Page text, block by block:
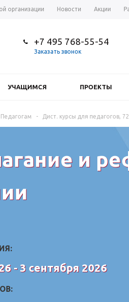
организации Новости Акции
+7 495 768-55-54
Заказать звонок
УЧАЩИМСЯ ПРОЕКТЫ
Педагогам - Дист. курсы для педагогов,
и
- 3 сентября 2026